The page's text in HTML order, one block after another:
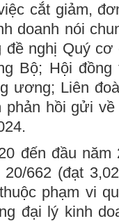
cắt giảm,
doanh nói
nghị Quý cơ
Bộ; Hội
ương; Liên
phản hồi gửi
đến đầu
662 (đạt
phạm vi
đại lý kinh